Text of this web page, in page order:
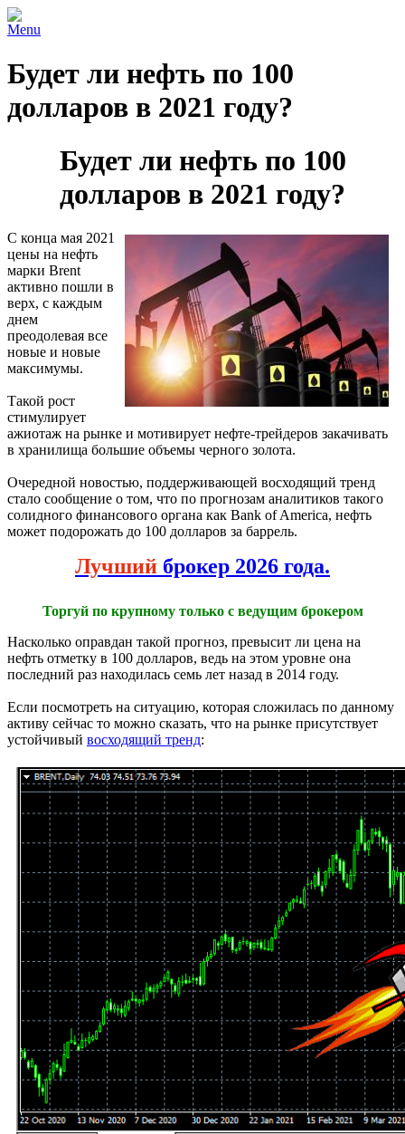
Menu
Будет ли нефть по 100
долларов в 2021 году?
Будет ли нефть по 100
долларов в 2021 году?
С конца мая 2021
цены на нефть
марки Brent
активно пошли в
верх, с каждым
днем
преодолевая все
новые и новые
максимумы.
Такой рост
стимулирует
ажиотаж на рынке и мотивирует нефте-трейдеров закачивать
в хранилища большие объемы черного золота.
Очередной новостью, поддерживающей восходящий тренд
стало сообщение о том, что по прогнозам аналитиков такого
солидного финансового органа как Bank of America, нефть
может подорожать до 100 долларов за баррель.
Лучший брокер 2026 года.
Торгуй по крупному только с ведущим брокером
Насколько оправдан такой прогноз, превысит ли цена на
нефть отметку в 100 долларов, ведь на этом уровне она
последний раз находилась семь лет назад в 2014 году.
Если посмотреть на ситуацию, которая сложилась по данному
активу сейчас то можно сказать, что на рынке присутствует
устойчивый восходящий тренд: